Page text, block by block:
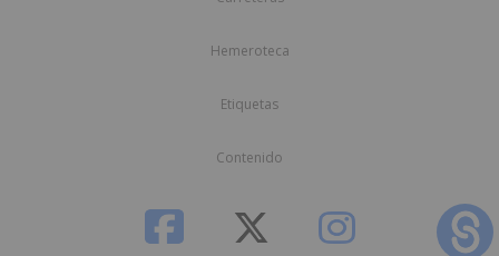
Hemeroteca
Etiquetas
Contenido